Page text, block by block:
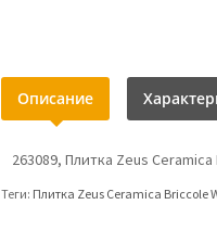
Описание
263089, Плитка Zeus
Теги: Плитка Zeus Ceramica Briccole